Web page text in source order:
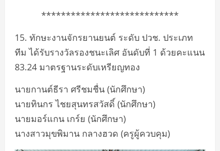
****************************
15. ทักษะงานจักรยานยนต์ ระดับ ปวช. ประเภท
ทีม ได้รับรางวัลรองชนะเลิศ อันดับที่ 1 ด้วยคะแนน
83.24 มาตรฐานระดับเหรียญทอง
นายกานต์ธีรา ศรีชมชื่น (นักศึกษา)
นายทินกร ไชยสุนทรสวัสดิ์ (นักศึกษา)
นายมอร์แกน เกร์ย (นักศึกษา)
นางสาวมุขพิมาน กลางฮวด (ครูผู้ควบคุม)